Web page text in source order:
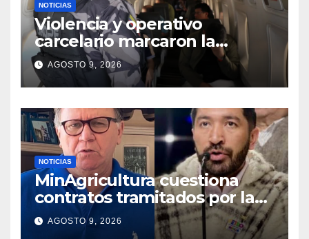
NOTICIAS
Violencia y operativo
carcelario marcaron la
primera jornada del nuevo
Gobierno
AGOSTO 9, 2026
NOTICIAS
MinAgricultura cuestiona
contratos tramitados por la
Agencia de Desarrollo Rural
durante jornada del sábado
AGOSTO 9, 2026